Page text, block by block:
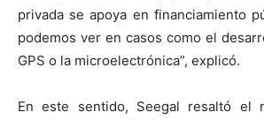
privada se apoya en financiamiento
podemos ver en casos como el
GPS o la microelectrónica”, explicó.
En este sentido, Seegal resaltó el